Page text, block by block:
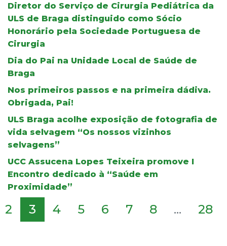
Diretor do Serviço de Cirurgia Pediátrica da
ULS de Braga distinguido como Sócio
Honorário pela Sociedade Portuguesa de
Cirurgia
Dia do Pai na Unidade Local de Saúde de
Braga
Nos primeiros passos e na primeira dádiva.
Obrigada, Pai!
ULS Braga acolhe exposição de fotografia de
vida selvagem “Os nossos vizinhos
selvagens”
UCC Assucena Lopes Teixeira promove I
Encontro dedicado à “Saúde em
Proximidade”
2 3 4 5 6 7 8 ... 28